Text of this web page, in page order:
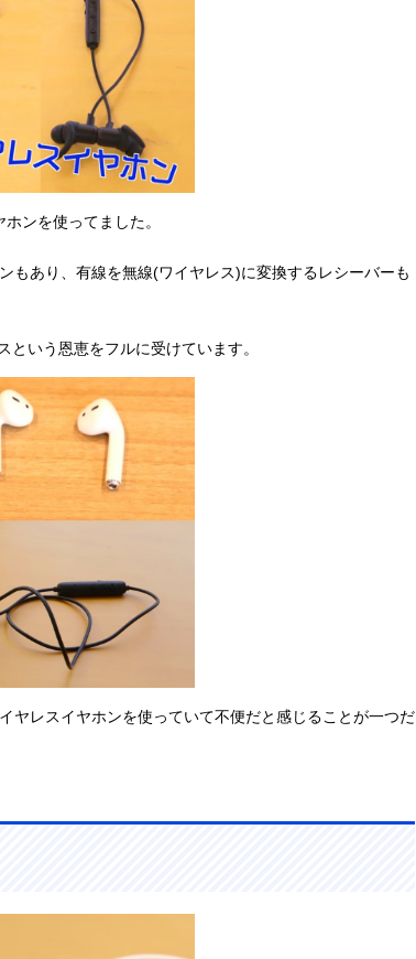
ンを使ってました。
もあり、有線を無線(ワイヤレス)に変換するレシーバーも
いう恩恵をフルに受けています。
ヤレスイヤホンを使っていて不便だと感じることが一つだ